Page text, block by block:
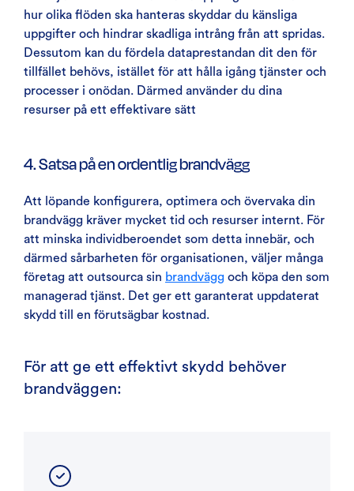
hur olika flöden ska hanteras skyddar du känsliga
uppgifter och hindrar skadliga intrång från att spridas.
Dessutom kan du fördela dataprestandan dit den för
tillfället behövs, istället för att hålla igång tjänster och
processer i onödan. Därmed använder du dina
resurser på ett effektivare sätt
4. Satsa på en ordentlig brandvägg
Att löpande konfigurera, optimera och övervaka din
brandvägg kräver mycket tid och resurser internt. För
att minska individberoendet som detta innebär, och
därmed sårbarheten för organisationen, väljer många
företag att outsourca sin brandvägg och köpa den som
managerad tjänst. Det ger ett garanterat uppdaterat
skydd till en förutsägbar kostnad.
För att ge ett effektivt skydd behöver
brandväggen: